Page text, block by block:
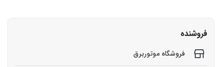
فروشنده
فروشگاه موتوربرق